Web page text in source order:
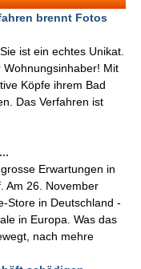
brennt Fotos
ist ein echtes Unikat.
Mit
Köpfe ihrem Bad
Das Verfahren ist
Erwartungen in
Am 26. November
Store in Deutschland -
in Europa. Was das
nach mehre